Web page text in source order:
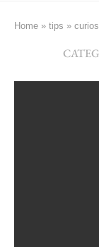
Home » tips »